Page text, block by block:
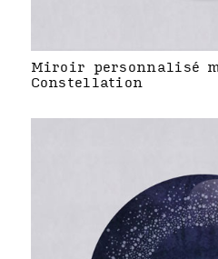
Miroir personnalisé
Constellation